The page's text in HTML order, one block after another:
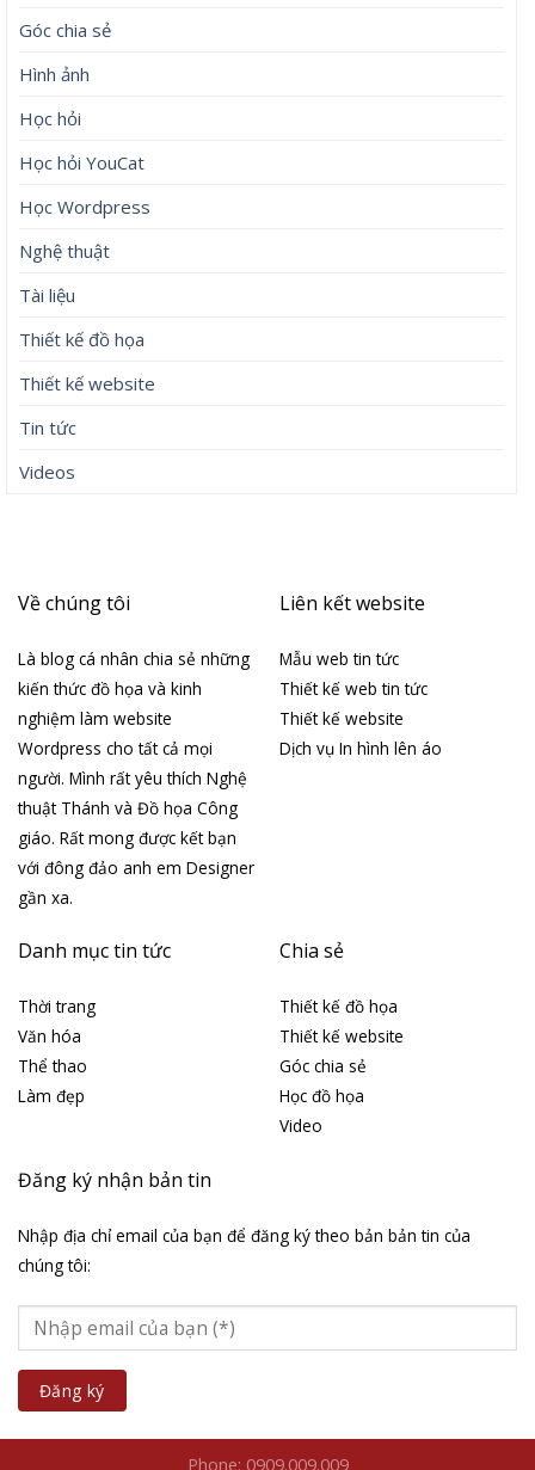
Góc chia sẻ
Hình ảnh
Học hỏi
Học hỏi YouCat
Học Wordpress
Nghệ thuật
Tài liệu
Thiết kế đồ họa
Thiết kế website
Tin tức
Videos
Về chúng tôi
Là blog cá nhân chia sẻ những
kiến thức đồ họa và kinh
nghiệm làm website
Wordpress cho tất cả mọi
người. Mình rất yêu thích Nghệ
thuật Thánh và Đồ họa Công
giáo. Rất mong được kết bạn
với đông đảo anh em Designer
gần xa.
Liên kết website
Mẫu web tin tức
Thiết kế web tin tức
Thiết kế website
Dịch vụ In hình lên áo
Danh mục tin tức
Thời trang
Văn hóa
Thể thao
Làm đẹp
Chia sẻ
Thiết kế đồ họa
Thiết kế website
Góc chia sẻ
Học đồ họa
Video
Đăng ký nhận bản tin
Nhập địa chỉ email của bạn để đăng ký theo bản bản tin của
chúng tôi:
Phone: 0909.009.009